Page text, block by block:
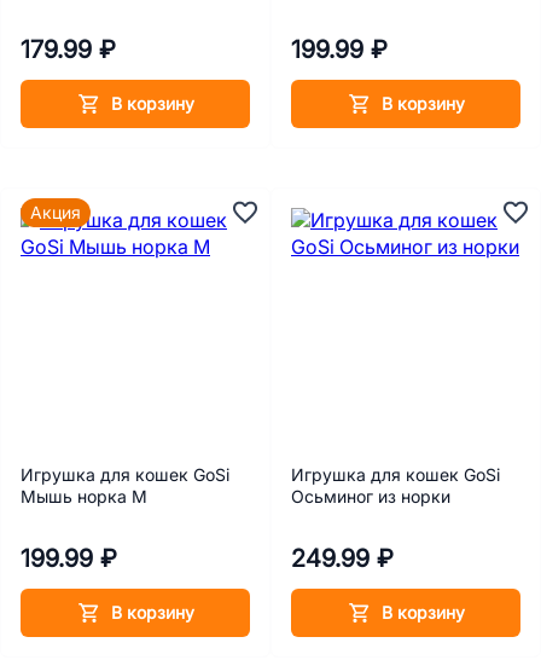
179.99 ₽
В корзину
199.99 ₽
В корзину
Игрушка для кошек GoSi
Мышь норка M
199.99 ₽
В корзину
Акция
Игрушка для кошек GoSi
Осьминог из норки
249.99 ₽
В корзину